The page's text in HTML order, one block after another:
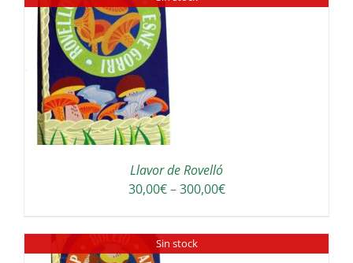
Llavor de Rovelló
30,00€ – 300,00€Interval
Sin stock